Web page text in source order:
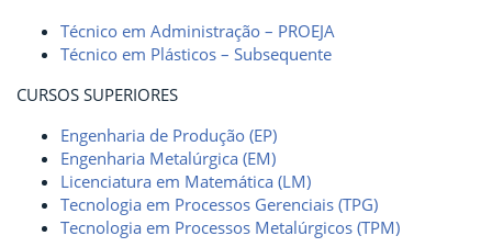
Técnico em Administração – PROEJA
Técnico em Plásticos – Subsequente
CURSOS SUPERIORES
Engenharia de Produção (EP)
Engenharia Metalúrgica (EM)
Licenciatura em Matemática (LM)
Tecnologia em Processos Gerenciais (TPG)
Tecnologia em Processos Metalúrgicos (TPM)